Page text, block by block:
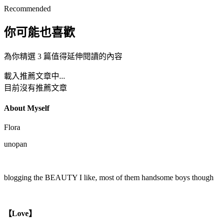
Recommended
你可能也喜歡
為你精選 3 篇值得延伸閱讀的內容
載入推薦文章中...
目前沒有推薦文章
About Myself
Flora
unopan
blogging the BEAUTY I like, most of them handsome boys though
【Love】